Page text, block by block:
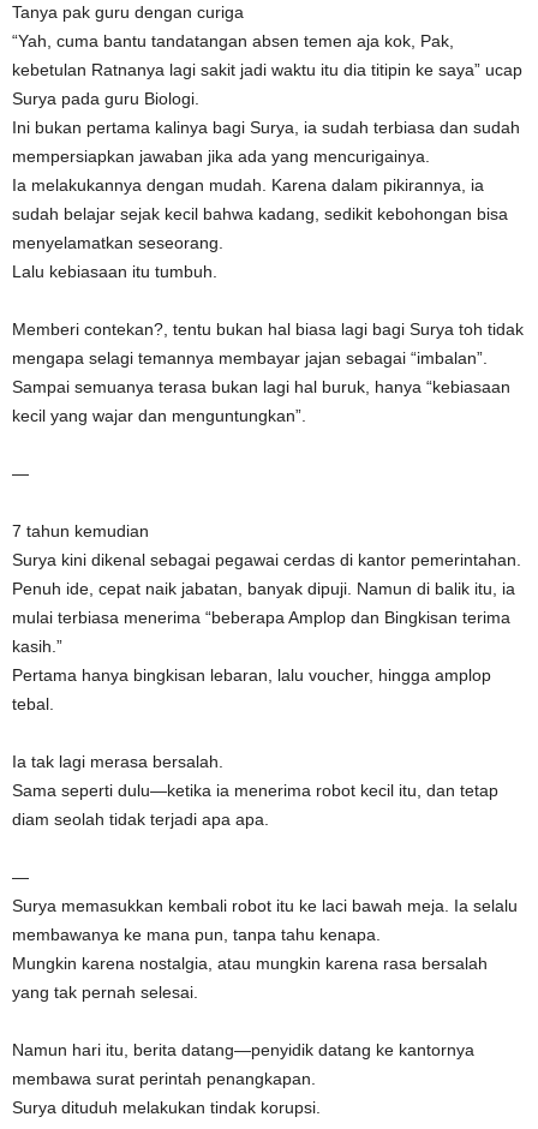
Tanya pak guru dengan curiga
“Yah, cuma bantu tandatangan absen temen aja kok, Pak,
kebetulan Ratnanya lagi sakit jadi waktu itu dia titipin ke saya” ucap
Surya pada guru Biologi.
Ini bukan pertama kalinya bagi Surya, ia sudah terbiasa dan sudah
mempersiapkan jawaban jika ada yang mencurigainya.
Ia melakukannya dengan mudah. Karena dalam pikirannya, ia
sudah belajar sejak kecil bahwa kadang, sedikit kebohongan bisa
menyelamatkan seseorang.
Lalu kebiasaan itu tumbuh.
Memberi contekan?, tentu bukan hal biasa lagi bagi Surya toh tidak
mengapa selagi temannya membayar jajan sebagai “imbalan”.
Sampai semuanya terasa bukan lagi hal buruk, hanya “kebiasaan
kecil yang wajar dan menguntungkan”.
—
7 tahun kemudian
Surya kini dikenal sebagai pegawai cerdas di kantor pemerintahan.
Penuh ide, cepat naik jabatan, banyak dipuji. Namun di balik itu, ia
mulai terbiasa menerima “beberapa Amplop dan Bingkisan terima
kasih.”
Pertama hanya bingkisan lebaran, lalu voucher, hingga amplop
tebal.
Ia tak lagi merasa bersalah.
Sama seperti dulu—ketika ia menerima robot kecil itu, dan tetap
diam seolah tidak terjadi apa apa.
—
Surya memasukkan kembali robot itu ke laci bawah meja. Ia selalu
membawanya ke mana pun, tanpa tahu kenapa.
Mungkin karena nostalgia, atau mungkin karena rasa bersalah
yang tak pernah selesai.
Namun hari itu, berita datang—penyidik datang ke kantornya
membawa surat perintah penangkapan.
Surya dituduh melakukan tindak korupsi.